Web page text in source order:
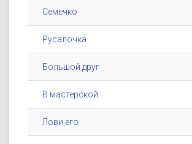
Семечко
Русалочка
Большой друг
В мастерской
Лови его